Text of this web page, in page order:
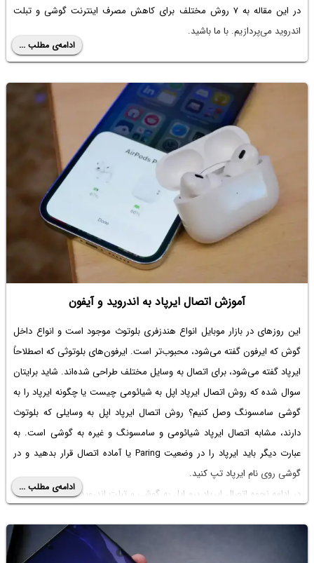
در این مقاله به ۷ روش مختلف برای کاهش مصرف اینترنت گوشی و تبلت
اندروید می‌پردازیم. با ما باشید.
ادامه‌ی مطلب ...
آموزش اتصال ایرپاد به اندروید و آیفون
این روزهای در بازار موبایل انواع هندزفری بلوتوث موجود است و انواع داخل
گوش که ایرفون گفته می‌شود، محبوب‌تر است. ایرفون‌های بلوتوثی که اصطلاحاً
ایرپاد گفته می‌شود، برای اتصال به وسایل مختلف طراحی شده‌اند. شاید برایتان
سوال شده که روش اتصال ایرپاد اپل به شیائومی چیست یاچگونه ایرپاد را به
گوشی سامسونگ وصل کنیم؟ روش اتصال ایرپاد اپل به وسایلی که بلوتوث
دارند، مشابه اتصال ایرپاد شیائومی و سامسونگ و غیره به گوشی است. به
عبارت دیگر باید ایرپاد را در وضعیت Paring یا آماده اتصال قرار بدهید و در
گوشی روی نام ایرپاد تپ کنید.
در ادامه نحوه اتصال ایرپاد پرو اپل به گوشی و تبلت اندروید را به صورت کامل
ادامه‌ی مطلب ...